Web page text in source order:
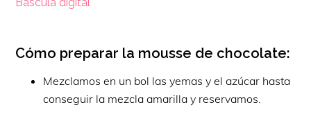
Cómo preparar la mousse de chocolate:
Mezclamos en un bol las yemas y el azúcar hasta
conseguir la mezcla amarilla y reservamos.